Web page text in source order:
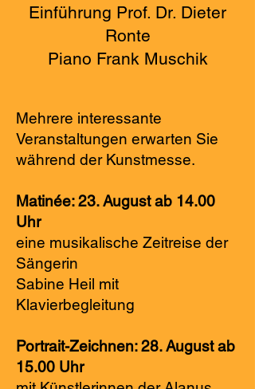
Einführung Prof. Dr. Dieter
Ronte
Piano Frank Muschik
Mehrere interessante
Veranstaltungen erwarten Sie
während der Kunstmesse.
Matinée: 23. August ab 14.00
Uhr
eine musikalische Zeitreise der
Sängerin
Sabine Heil mit
Klavierbegleitung
Portrait-Zeichnen: 28. August ab
15.00 Uhr